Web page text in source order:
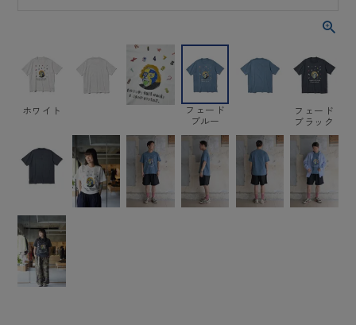
ホワイト
フェード
ブルー
フェード
ブラック